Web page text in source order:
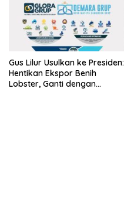
Gus Lilur Usulkan ke Presiden:
Hentikan Ekspor Benih
Lobster, Ganti dengan